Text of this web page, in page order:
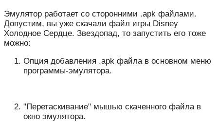
Эмулятор работает со сторонними .apk файлами.
Допустим, вы уже скачали файл игры Disney
Холодное Сердце. Звездопад, то запустить его тоже
можно:
Опция добавления .apk файла в основном меню
программы-эмулятора.
"Перетаскивание" мышью скаченного файла в
окно эмулятора.